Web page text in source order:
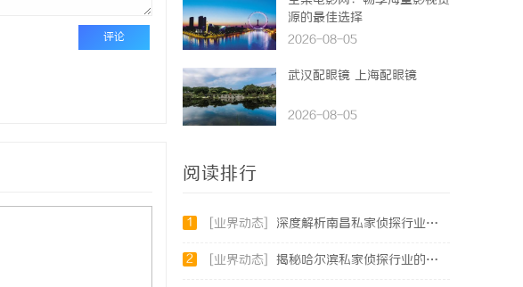
评论
源的最佳选择
2026-08-05
武汉配眼镜 上海配眼镜
2026-08-05
阅读排行
1 [业界动态] 深度解析南昌私家侦探行业的发展与应用现状
2 [业界动态] 揭秘哈尔滨私家侦探行业的现状与发展趋势